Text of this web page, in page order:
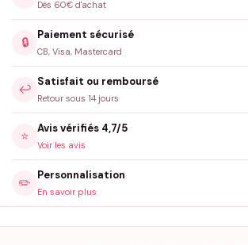
Dès 60€ d'achat
🔒
Paiement sécurisé
CB, Visa, Mastercard
↩️
Satisfait ou remboursé
Retour sous 14 jours
⭐
Avis vérifiés 4,7/5
Voir les avis
✏️
Personnalisation
En savoir plus